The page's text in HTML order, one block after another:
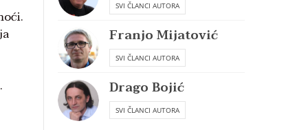
SVI ČLANCI AUTORA
Franjo Mijatović
SVI ČLANCI AUTORA
Drago Bojić
SVI ČLANCI AUTORA